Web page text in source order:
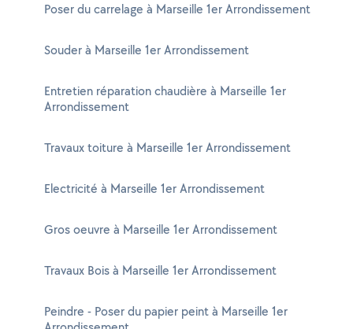
Poser du carrelage à Marseille 1er Arrondissement
Souder à Marseille 1er Arrondissement
Entretien réparation chaudière à Marseille 1er
Arrondissement
Travaux toiture à Marseille 1er Arrondissement
Electricité à Marseille 1er Arrondissement
Gros oeuvre à Marseille 1er Arrondissement
Travaux Bois à Marseille 1er Arrondissement
Peindre - Poser du papier peint à Marseille 1er